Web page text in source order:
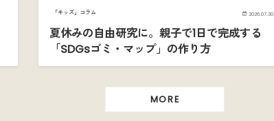
「キッズ」コラム 2026.07.30
夏休みの自由研究に。親子で1日で完成する
「SDGsゴミ・マップ」の作り方
MORE